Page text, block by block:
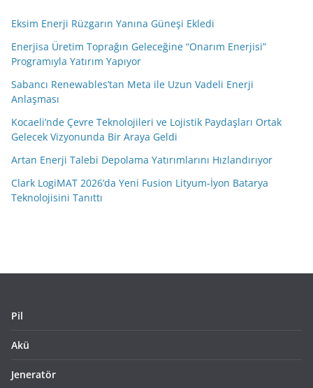
Eksim Enerji Rüzgarın Yanına Güneşi Ekledi
Enerjisa Üretim Toprağın Geleceğine “Onarım Enerjisi”
Programıyla Yatırım Yapıyor
Sabancı Renewables’tan Meta ile Uzun Vadeli Enerji
Anlaşması
Kocaeli’nde Çevre Teknolojileri ve Lojistik Paydaşları Ortak
Gelecek Vizyonunda Bir Araya Geldi
Artan Enerji Talebi Depolama Yatırımlarını Hızlandırıyor
Clark LogiMAT 2026’da Yeni Fusion Lityum-İyon Batarya
Teknolojisini Tanıttı
Pil
Akü
Jeneratör